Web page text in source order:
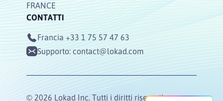
FRANCE
CONTATTI
Francia +33 1 75 57 47 63
Supporto:contact@lokad.com
© 2026 Lokad Inc. Tutti i diritti riservati.